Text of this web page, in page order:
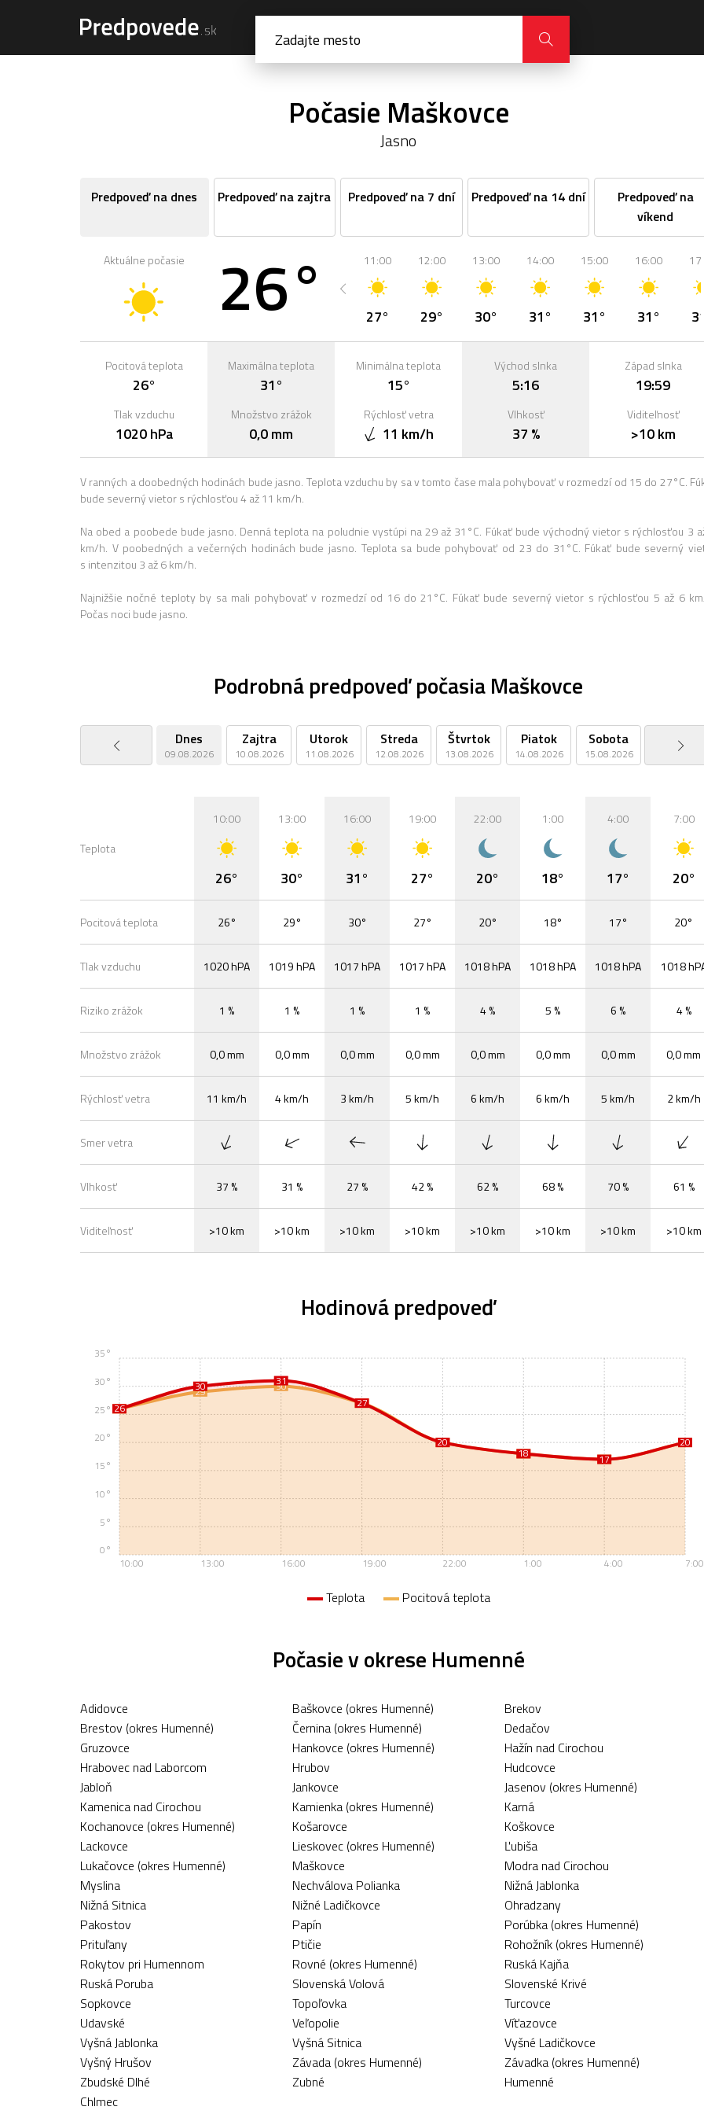
Počasie Maškovce
Jasno
Predpoveď na dnes Predpoveď na zajtra Predpoveď na 7 dní Predpoveď na 14 dní
Predpoveď na
víkend
Aktuálne počasie 26° 11:00
27°
12:00
29°
13:00
30°
14:00
31°
15:00
31°
16:00
31° 31°
Pocitová teplota
26°
Tlak vzduchu
1020 hPa
Maximálna teplota
31°
Množstvo zrážok
0,0 mm
Minimálna teplota
15°
Rýchlosť vetra
11 km/h
Východ slnka
5:16
Vlhkosť
37 %
Západ slnka
19:59
Viditeľnosť
>10 km
V ranných a doobedných hodinách bude jasno. Teplota vzduchu by sa v tomto čase mala pohybovať v rozmedzí od 15 do 27°C.
bude severný vietor s rýchlosťou 4 až 11 km/h.
Na obed a poobede bude jasno. Denná teplota na poludnie vystúpi na 29 až 31°C. Fúkať bude východný vietor s rýchlosťou 3
km/h. V poobedných a večerných hodinách bude jasno. Teplota sa bude pohybovať od 23 do 31°C. Fúkať bude severný
s intenzitou 3 až 6 km/h.
Najnižšie nočné teploty by sa mali pohybovať v rozmedzí od 16 do 21°C. Fúkať bude severný vietor s rýchlosťou 5 až 6
Počas noci bude jasno.
Podrobná predpoveď počasia Maškovce
Dnes
09.08.2026
Zajtra
10.08.2026
Utorok
11.08.2026
Streda
12.08.2026
Štvrtok
13.08.2026
Piatok
14.08.2026
Sobota
15.08.2026
Nedeľa
16.08.2026
Teplota
Pocitová teplota
Tlak vzduchu
Riziko zrážok
Množstvo zrážok
Rýchlosť vetra
Smer vetra
Vlhkosť
Viditeľnosť
10:00
26°
26°
1020 hPA
1 %
0,0 mm
11 km/h
37 %
>10 km
13:00
30°
29°
1019 hPA
1 %
0,0 mm
4 km/h
31 %
>10 km
16:00
31°
30°
1017 hPA
1 %
0,0 mm
3 km/h
27 %
>10 km
19:00
27°
27°
1017 hPA
1 %
0,0 mm
5 km/h
42 %
>10 km
22:00
20°
20°
1018 hPA
4 %
0,0 mm
6 km/h
62 %
>10 km
1:00
18°
18°
1018 hPA
5 %
0,0 mm
6 km/h
68 %
>10 km
4:00
17°
17°
1018 hPA
6 %
0,0 mm
5 km/h
70 %
>10 km
7:00
20°
20°
1018
4 %
0,0 mm
2 km/h
61 %
>10 km
Hodinová predpoveď
26
29
30
27
20
18 17
20
26
30
31
27
20
18 17
20
10:00 13:00 16:00 19:00 22:00 1:00 4:00 7:00
0°
5°
10°
15°
20°
25°
30°
35°
Teplota Pocitová teplota
Počasie v okrese Humenné
Adidovce Baškovce (okres Humenné)
Brekov
Brestov (okres Humenné)
Černina (okres Humenné)
Dedačov
Gruzovce
Hankovce (okres Humenné)
Hažín nad Cirochou
Hrabovec nad Laborcom
Hrubov
Hudcovce
Jabloň
Jankovce
Jasenov (okres Humenné)
Kamenica nad Cirochou
Kamienka (okres Humenné)
Karná
Kochanovce (okres Humenné)
Košarovce
Koškovce
Lackovce
Lieskovec (okres Humenné)
Ľubiša
Lukačovce (okres Humenné)
Maškovce
Modra nad Cirochou
Myslina
Nechválova Polianka
Nižná Jablonka
Nižná Sitnica
Nižné Ladičkovce
Ohradzany
Pakostov
Papín
Porúbka (okres Humenné)
Prituľany
Ptičie
Rohožník (okres Humenné)
Rokytov pri Humennom
Rovné (okres Humenné)
Ruská Kajňa
Ruská Poruba
Slovenská Volová
Slovenské Krivé
Sopkovce
Topoľovka
Turcovce
Udavské
Veľopolie
Víťazovce
Vyšná Jablonka
Vyšná Sitnica
Vyšné Ladičkovce
Vyšný Hrušov
Závada (okres Humenné)
Závadka (okres Humenné)
Zbudské Dlhé
Zubné
Humenné
Chlmec